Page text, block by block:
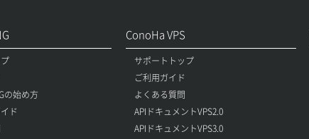
の始め方
ド
ConoHa VPS
サポートトップ
ご利用ガイド
よくある質問
APIドキュメントVPS2.0
APIドキュメントVPS3.0